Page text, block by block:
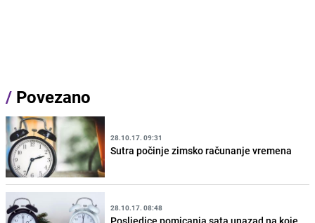
/ Povezano
28.10.17. 09:31
Sutra počinje zimsko računanje vremena
28.10.17. 08:48